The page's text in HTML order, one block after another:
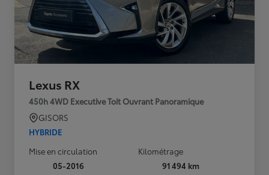
Lexus RX
450h 4WD Executive Toit Ouvrant Panoramique
GISORS
HYBRIDE
Mise en circulation
05-2016
Kilométrage
91 494 km